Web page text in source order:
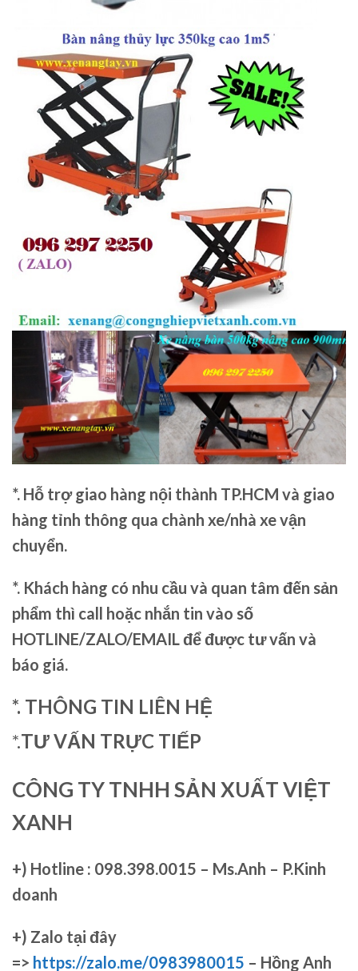
*. Hỗ trợ giao hàng nội thành TP.HCM và giao
hàng tỉnh thông qua chành xe/nhà xe vận
chuyển.
*. Khách hàng có nhu cầu và quan tâm đến sản
phẩm thì call hoặc nhắn tin vào số
HOTLINE/ZALO/EMAIL để được tư vấn và
báo giá.
*. THÔNG TIN LIÊN HỆ
*.TƯ VẤN TRỰC TIẾP
CÔNG TY TNHH SẢN XUẤT VIỆT
XANH
+) Hotline : 098.398.0015 – Ms.Anh – P.Kinh
doanh
+) Zalo tại đây
=> https://zalo.me/0983980015 – Hồng Anh